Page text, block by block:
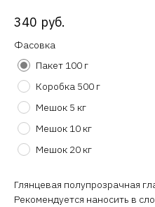
340 руб.
Фасовка
Пакет 100 г
Коробка 500 г
Мешок 5 кг
Мешок 10 кг
Мешок 20 кг
Глянцевая полупрозрачная
Рекомендуется наносить в